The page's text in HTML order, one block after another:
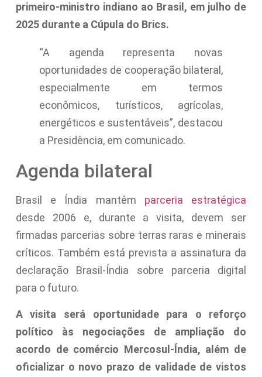
primeiro-ministro indiano ao Brasil, em julho de
2025 durante a Cúpula do Brics.
“A agenda representa novas
oportunidades de cooperação bilateral,
especialmente em termos
econômicos, turísticos, agrícolas,
energéticos e sustentáveis”, destacou
a Presidência, em comunicado.
Agenda bilateral
Brasil e Índia mantêm parceria estratégica
desde 2006 e, durante a visita, devem ser
firmadas parcerias sobre terras raras e minerais
críticos. Também está prevista a assinatura da
declaração Brasil-Índia sobre parceria digital
para o futuro.
A visita será oportunidade para o reforço
político às negociações de ampliação do
acordo de comércio Mercosul-Índia, além de
oficializar o novo prazo de validade de vistos